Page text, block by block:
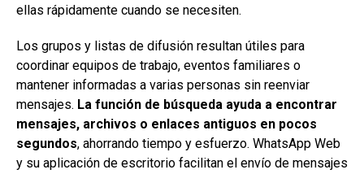
ellas rápidamente cuando se necesiten.
Los grupos y listas de difusión resultan útiles para
coordinar equipos de trabajo, eventos familiares o
mantener informadas a varias personas sin reenviar
mensajes. La función de búsqueda ayuda a encontrar
mensajes, archivos o enlaces antiguos en pocos
segundos, ahorrando tiempo y esfuerzo. WhatsApp Web
y su aplicación de escritorio facilitan el envío de mensajes